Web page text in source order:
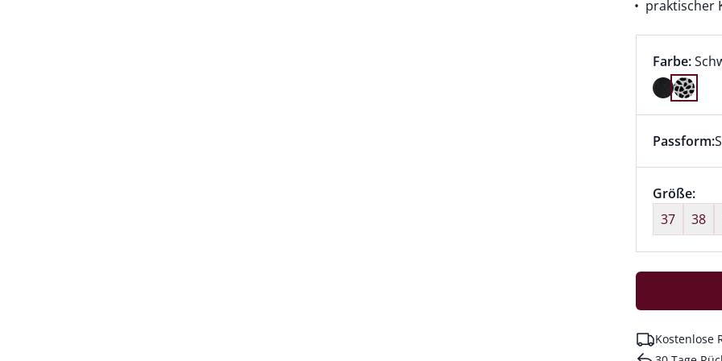
praktischer
Farbe:
Farbe
Dieser
Passform:
Größe:
37
38
Kostenlose